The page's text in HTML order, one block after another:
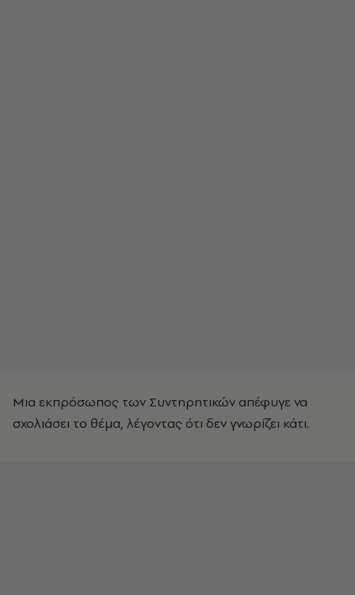
Μια εκπρόσωπος των Συντηρητικών απέφυγε να
σχολιάσει το θέμα, λέγοντας ότι δεν γνωρίζει κάτι.